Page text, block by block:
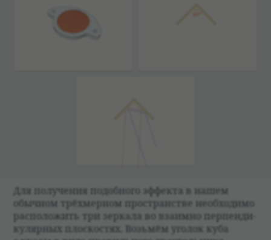
Для полу­че­ния подоб­ного эффекта в нашем
обыч­ном трёхмер­ном про­стран­стве необ­хо­димо
рас­по­ложить три зер­кала во вза­имно перпен­ди­
ку­ляр­ных плос­ко­стях. Возьмём уго­лок куба